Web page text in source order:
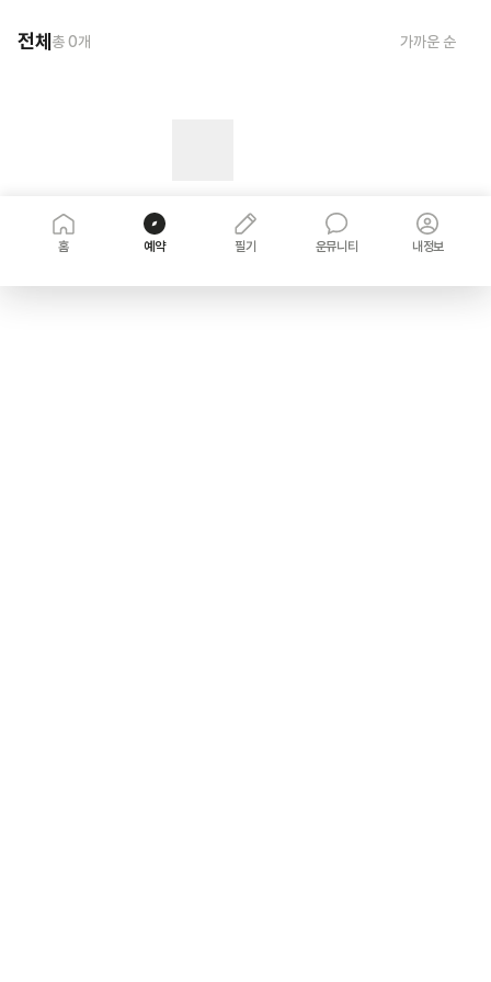
전체 총0개 가까운 순
홈 예약 필기 운뮤니티 내정보